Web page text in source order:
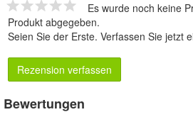
Es wurde noch keine
Produkt abgegeben.
Seien Sie der Erste. Verfassen Sie jetzt
Rezension verfassen
Bewertungen